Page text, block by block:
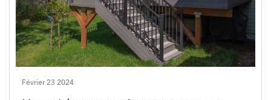
Février 23 2024